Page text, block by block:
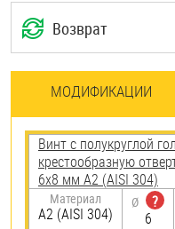
Возврат
МОДИФИКАЦИИ
Винт с полукруглой
крестообразную
6х8 мм А2 (AISI 304)
Материал
А2 (AISI 304)
Ø
?
6